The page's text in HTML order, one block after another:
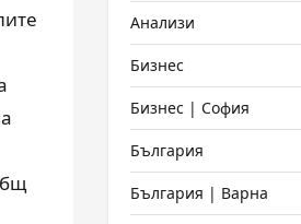
Анализи
Бизнес
Бизнес | София
България
България | Варна